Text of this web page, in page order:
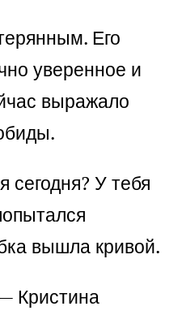
Его
уверенное и
выражало
сегодня? У тебя
вышла кривой.
Кристина